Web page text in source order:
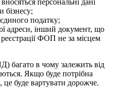
коду;
персональні дані
бізнесу;
податку;
адреси, інший документ, що
в чому залежить від